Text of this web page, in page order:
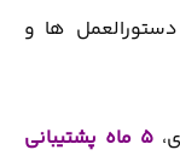
ها و
5 ماه پشتیبانی